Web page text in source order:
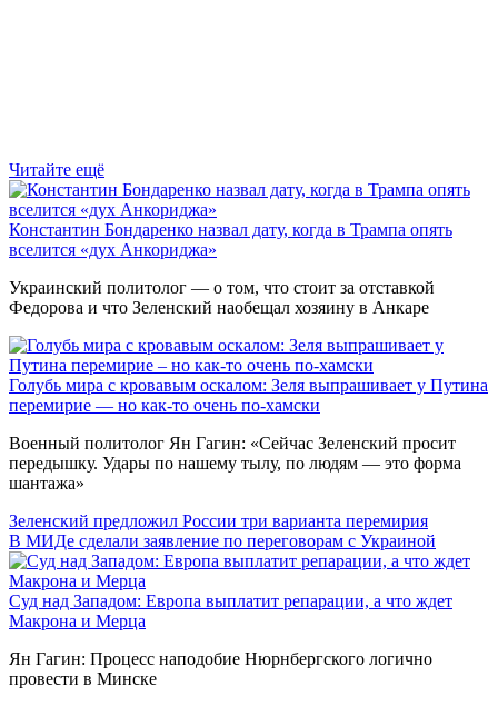
Читайте ещё
Константин Бондаренко назвал дату, когда в Трампа опять
вселится «дух Анкориджа»
Украинский политолог — о том, что стоит за отставкой
Федорова и что Зеленский наобещал хозяину в Анкаре
Голубь мира с кровавым оскалом: Зеля выпрашивает у Путина
перемирие — но как-то очень по-хамски
Военный политолог Ян Гагин: «Сейчас Зеленский просит
передышку. Удары по нашему тылу, по людям — это форма
шантажа»
Зеленский предложил России три варианта перемирия
В МИДе сделали заявление по переговорам с Украиной
Суд над Западом: Европа выплатит репарации, а что ждет
Макрона и Мерца
Ян Гагин: Процесс наподобие Нюрнбергского логично
провести в Минске